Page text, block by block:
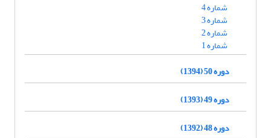
شماره 4
شماره 3
شماره 2
شماره 1
دوره 50 (1394)
دوره 49 (1393)
دوره 48 (1392)